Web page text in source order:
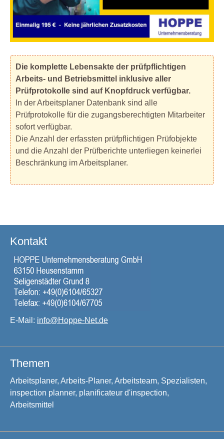
Die komplette Lebensakte der prüfpflichtigen
Arbeits- und Betriebsmittel inklusive aller
Prüfprotokolle sind auf Knopfdruck verfügbar.
In der Arbeitsplaner Datenbank sind alle
Prüfprotokolle für die zugangsberechtigten Mitarbeiter
sofort verfügbar.
Die Anzahl der erfassten prüfpflichtigen Prüfobjekte
und die Anzahl der Prüfberichte unterliegen keinerlei
Beschränkung im Arbeitsplaner.
Kontakt
E-Mail: info@Hoppe-Net.de
Themen
Arbeitsplaner, Arbeits-Planer, Arbeitsteam, Spezialisten,
inspection planner, planificateur d'inspection,
Arbeitsmittel